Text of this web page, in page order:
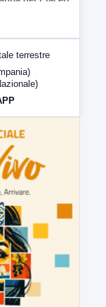
(Diretta)
(replica)
terrestre